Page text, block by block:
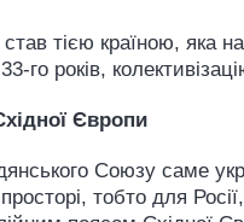
тією країною, яка
го років,
Європи
Союзу саме
тобто для